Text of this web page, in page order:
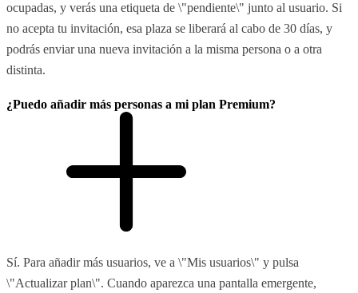
ocupadas, y verás una etiqueta de \"pendiente\" junto al usuario. Si
no acepta tu invitación, esa plaza se liberará al cabo de 30 días, y
podrás enviar una nueva invitación a la misma persona o a otra
distinta.
¿Puedo añadir más personas a mi plan Premium?
Sí. Para añadir más usuarios, ve a \"Mis usuarios\" y pulsa
\"Actualizar plan\". Cuando aparezca una pantalla emergente,